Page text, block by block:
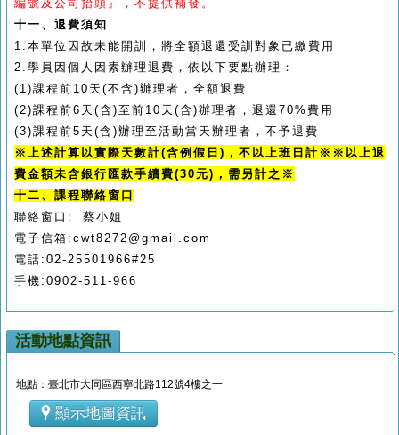
編號及公司抬頭』，不提供補發。
十一、退費須知
1. 本單位因故未能開訓，將全額退還受訓對象已繳費用
2. 學員因個人因素辦理退費，依以下要點辦理：
(1)課程前 10 天 (不含)辦理者，全額退費
(2)課程前6 天 (含)至前 10 天 (含)辦理者，退還 70% 費用
(3)課程前5 天 (含)辦理至活動當天辦理者，不予退費
※ 上述計算以實際天數計(含例假日 ) ，不以上班日計 ※ ※ 以上退
費金額未含銀行匯款手續費(30元) ，需另計之 ※
十二、課程聯絡窗口
聯絡窗口 : 蔡小姐
電子信箱 :cwt8272@gmail.com
電話 :02-25501966#25
手機: 0902-511-966
活動地點資訊
地點：臺北市大同區西寧北路112號4樓之一
顯示地圖資訊